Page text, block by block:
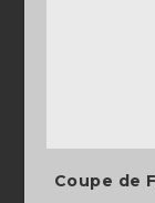
Coupe de